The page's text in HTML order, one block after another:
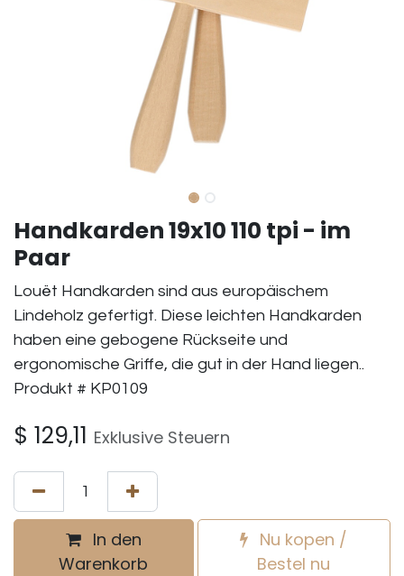
Handkarden 19x10 110 tpi - im
Paar
Louët Handkarden sind aus europäischem
Lindeholz gefertigt. Diese leichten Handkarden
haben eine gebogene Rückseite und
ergonomische Griffe, die gut in der Hand liegen..
Produkt # KP0109
$ 129,11 Exklusive Steuern
In den
Warenkorb
Nu kopen /
Bestel nu